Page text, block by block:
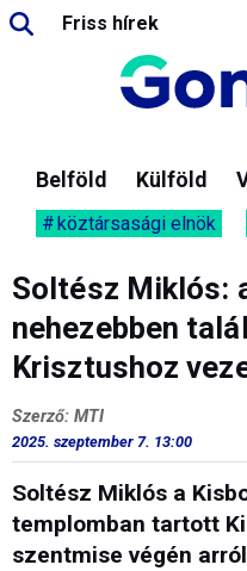
Friss hírek
Belföld Külföld
köztársasági elnök
Soltész Miklós:
nehezebben
Krisztushoz
Szerző: MTI
2025. szeptember 7. 13:00
Soltész Miklós a
templomban tartott
szentmise végén